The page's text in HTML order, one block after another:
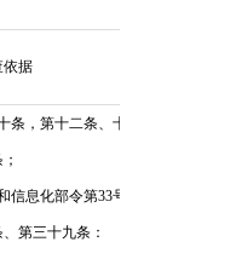
依据
条，第十二条、十七条、第三十九
信息化部令第33号（2016年））第
第三十九条：